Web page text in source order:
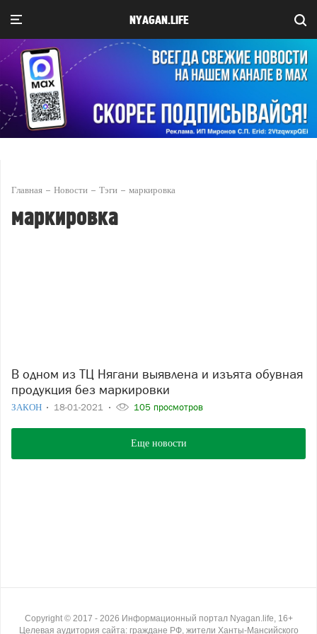
NYAGAN.LIFE
Главная Новости Тэги маркировка
маркировка
В одном из ТЦ Нягани выявлена и изъята обувная
продукция без маркировки
ЗАКОН 18-01-2021 105 просмотров
Еще новости
Copyright © 2017 - 2026 Информационный портал Nyagan.life, 16+
Целевая аудитория сайта: граждане РФ, жители Ханты-Мансийского